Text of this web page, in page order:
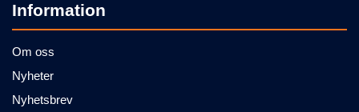
Information
Om oss
Nyheter
Nyhetsbrev